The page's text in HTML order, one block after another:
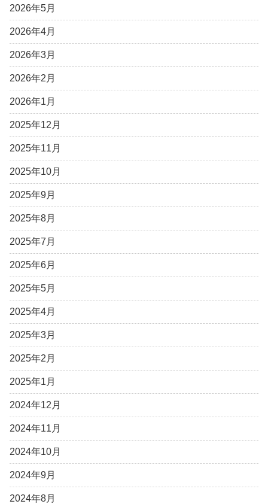
2026年5月
2026年4月
2026年3月
2026年2月
2026年1月
2025年12月
2025年11月
2025年10月
2025年9月
2025年8月
2025年7月
2025年6月
2025年5月
2025年4月
2025年3月
2025年2月
2025年1月
2024年12月
2024年11月
2024年10月
2024年9月
2024年8月